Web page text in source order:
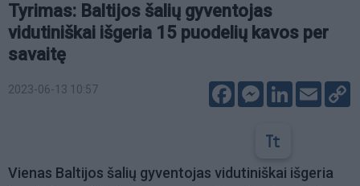
Tyrimas: Baltijos šalių gyventojas
vidutiniškai išgeria 15 puodelių kavos per
savaitę
2023-06-13 10:57 FacebookMessenger
LinkedIn
Email
Vienas Baltijos šalių gyventojas vidutiniškai išgeria